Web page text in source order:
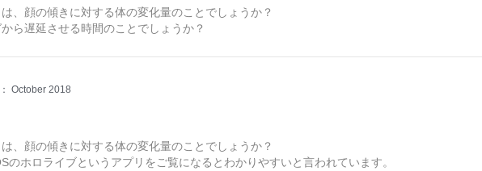
、顔の傾きに対する体の変化量のことでしょうか？
ら遅延させる時間のことでしょうか？
October 2018
、顔の傾きに対する体の変化量のことでしょうか？
ホロライブというアプリをご覧になるとわかりやすいと言われています。